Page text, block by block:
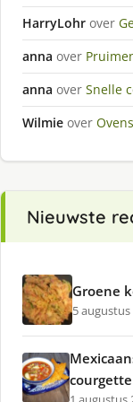
HarryLohr over
anna over
anna over Snelle
Wilmie over
Nieuwste
Groene
5 augustus
courgette